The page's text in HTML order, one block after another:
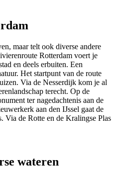
maar telt ook diverse andere
Rotterdam voert je
en deels erbuiten. Een
Het startpunt van de route
Via de Nesserdijk kom je al
terecht. Op de
ter nagedachtenis aan de
aan den IJssel gaat de
Via de Rotte en de Kralingse Plas
wateren